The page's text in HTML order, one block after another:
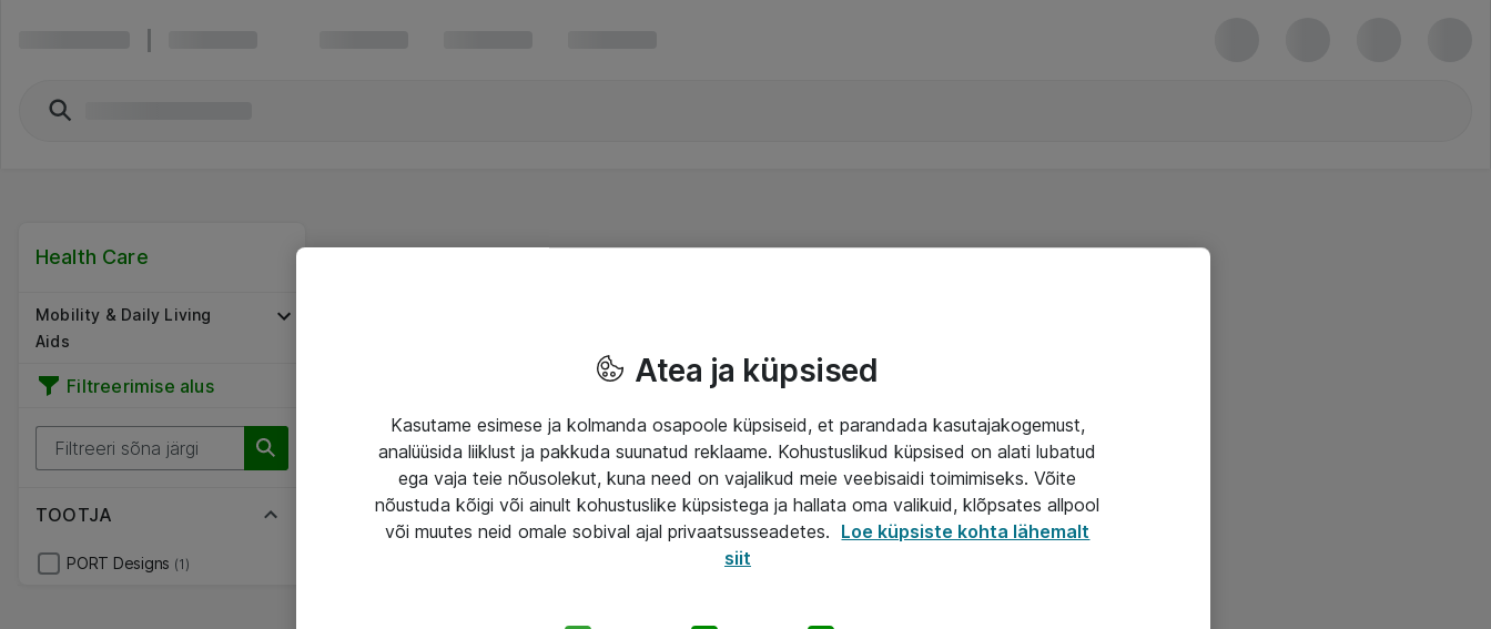
Health Care
Mobility & Daily Living
Aids
Filtreerimise alus
TOOTJA
PORT Designs (1)
Atea ja küpsised
Kasutame esimese ja kolmanda osapoole küpsiseid, et parandada kasutajakogemust,
analüüsida liiklust ja pakkuda suunatud reklaame. Kohustuslikud küpsised on alati lubatud
ega vaja teie nõusolekut, kuna need on vajalikud meie veebisaidi toimimiseks. Võite
nõustuda kõigi või ainult kohustuslike küpsistega ja hallata oma valikuid, klõpsates allpool
või muutes neid omale sobival ajal privaatsusseadetes. Loe küpsiste kohta lähemalt
siit